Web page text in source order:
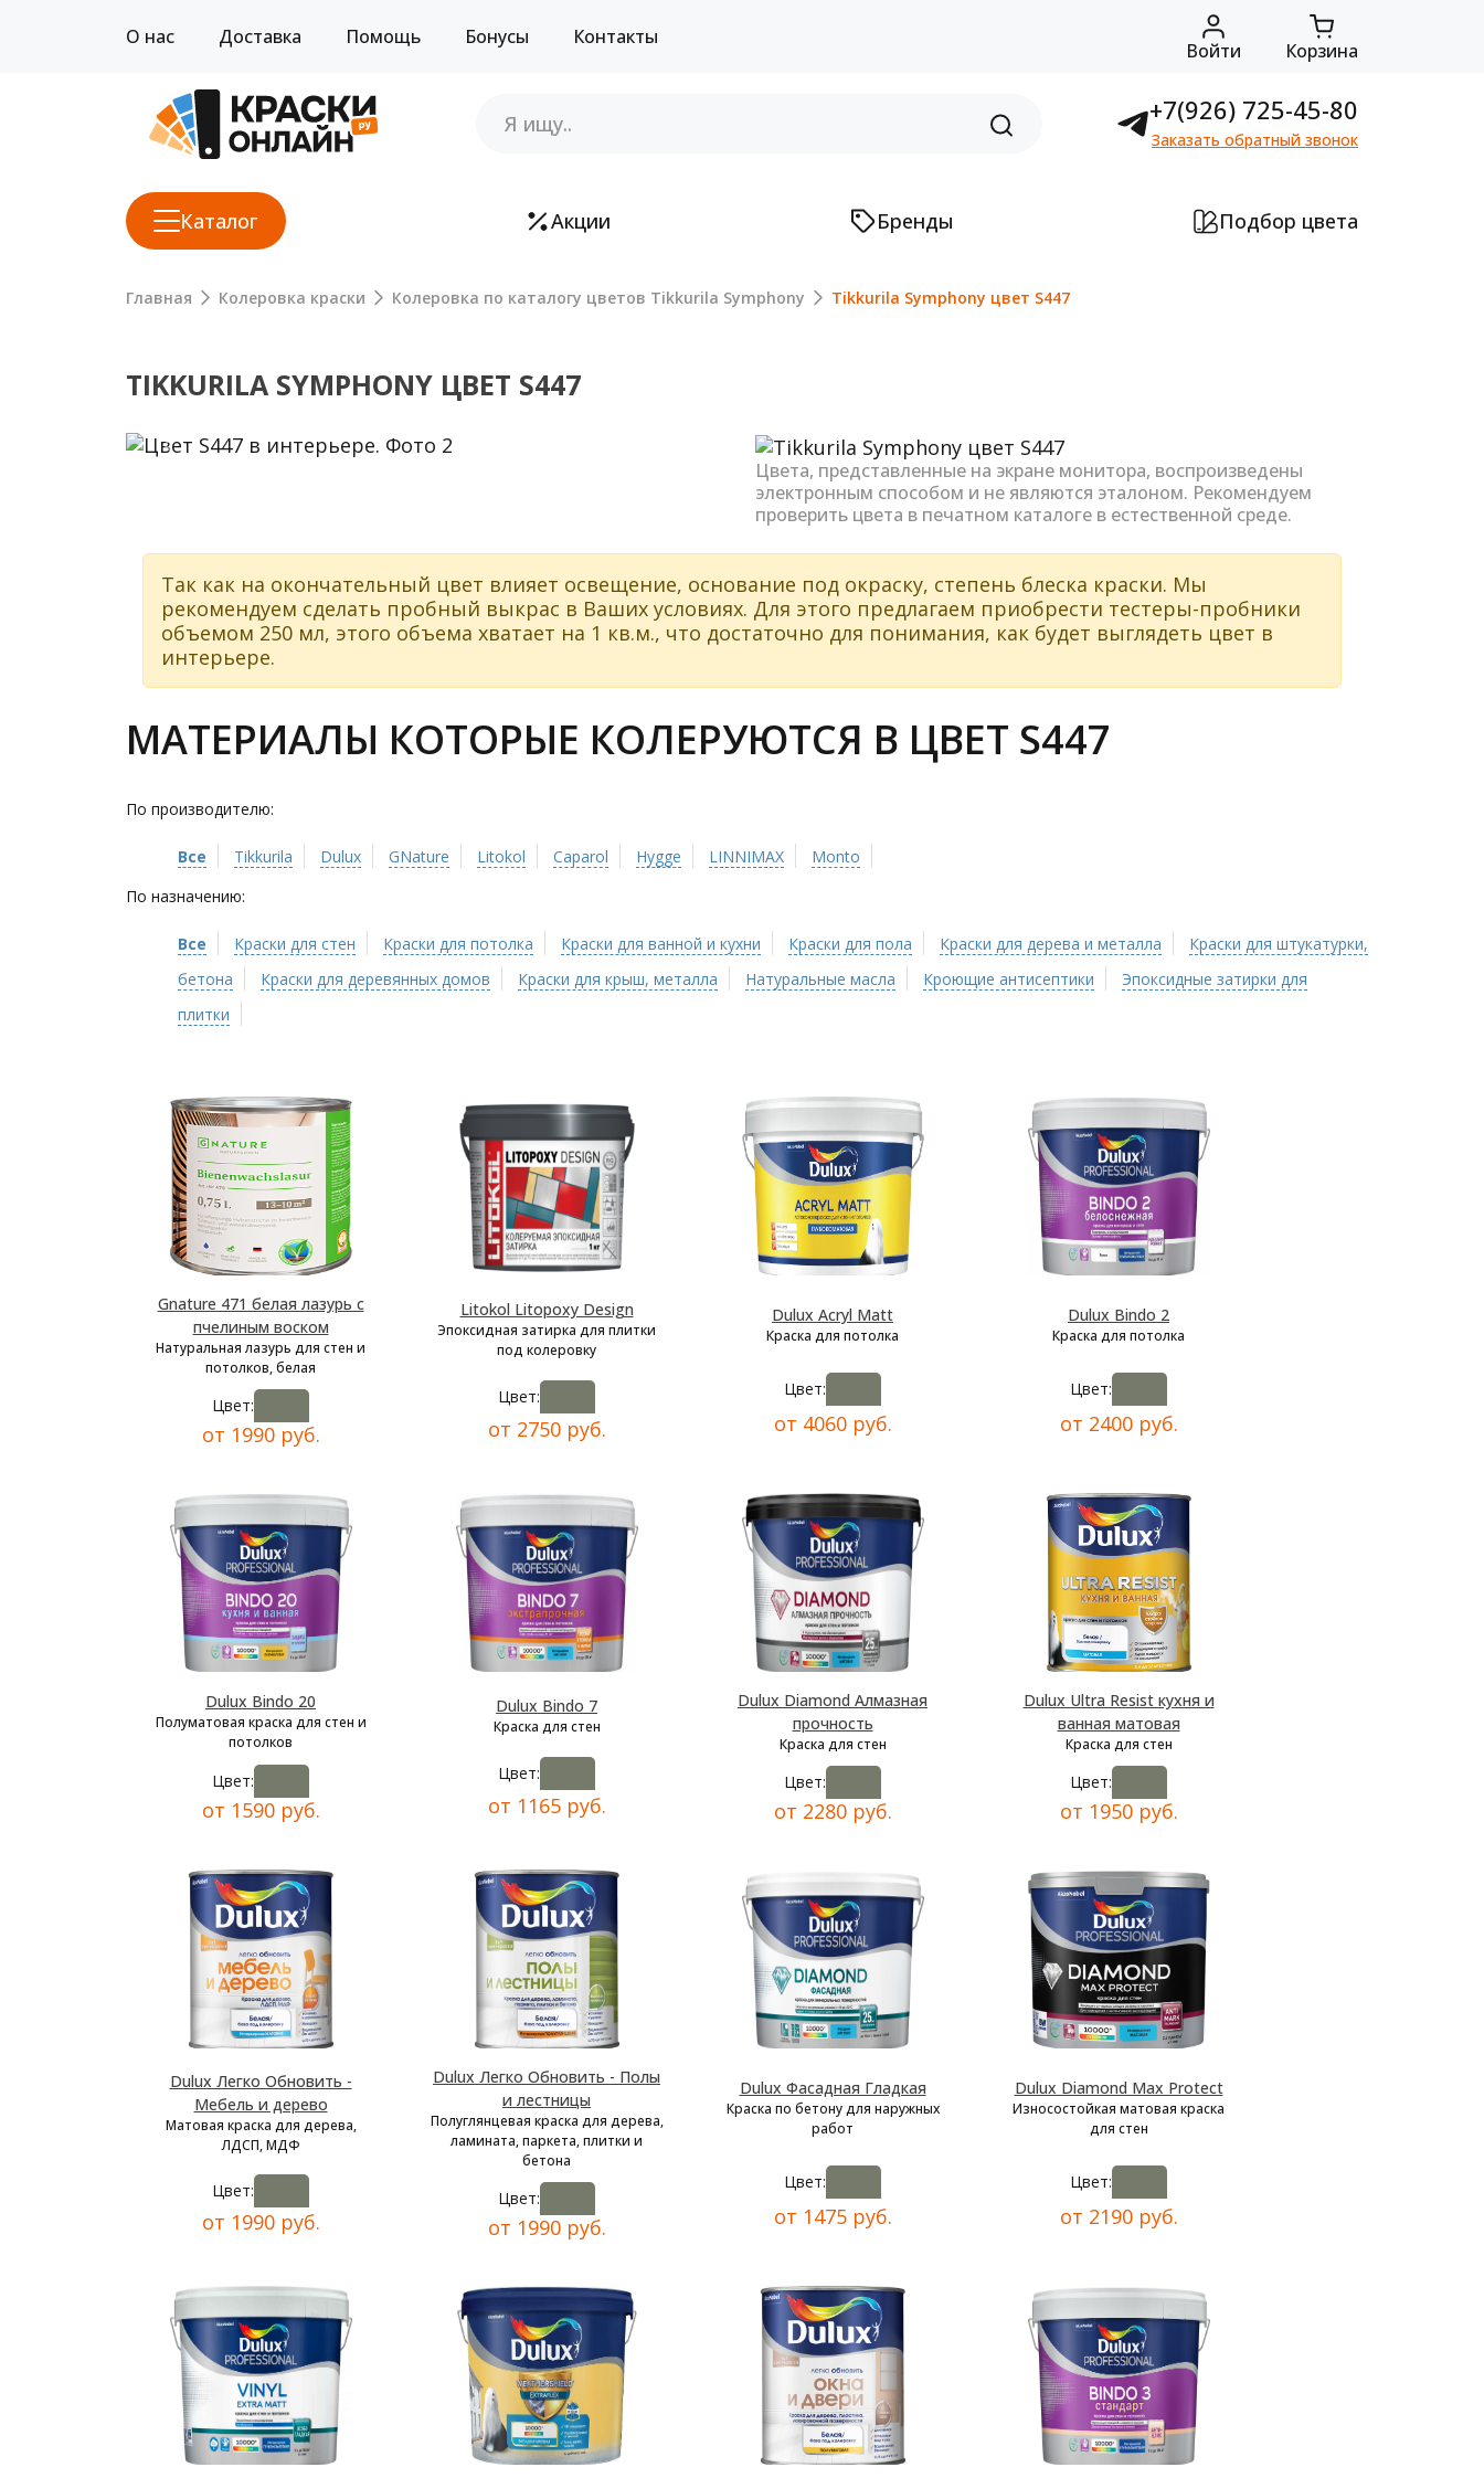
О нас Доставка Помощь Бонусы Контакты
Войти Корзина
+7(926) 725-45-80
Заказать обратный звонок
Каталог Акции Бренды Подбор цвета
Главная Колеровка краски Колеровка по каталогу цветов Tikkurila Symphony Tikkurila Symphony цвет S447
TIKKURILA SYMPHONY ЦВЕТ S447
Previous
Цвета, представленные на экране монитора, воспроизведены
электронным способом и не являются эталоном. Рекомендуем
проверить цвета в печатном каталоге в естественной среде.
Так как на окончательный цвет влияет освещение, основание под окраску, степень блеска краски. Мы
рекомендуем сделать пробный выкрас в Ваших условиях. Для этого предлагаем приобрести тестеры-пробники
объемом 250 мл, этого объема хватает на 1 кв.м., что достаточно для понимания, как будет выглядеть цвет в
интерьере.
МАТЕРИАЛЫ КОТОРЫЕ КОЛЕРУЮТСЯ В ЦВЕТ S447
По производителю:
Все Tikkurila Dulux GNature Litokol Caparol Hygge LINNIMAX
Monto
По назначению:
Все Краски для стен Краски для потолка Краски для ванной и кухни Краски для пола Краски для дерева и металла
Краски для штукатурки,
бетона
Краски для деревянных домов Краски для крыш, металла Натуральные масла Кроющие антисептики
Эпоксидные затирки для
плитки
Gnature 471 белая лазурь с
пчелиным воском
Натуральная лазурь для стен и
потолков, белая
Цвет:
от 1990 руб.
Litokol Litopoxy Design
Эпоксидная затирка для плитки
под колеровку
Цвет:
от 2750 руб.
Dulux Acryl Matt
Краска для потолка
Цвет:
от 4060 руб.
Dulux Bindo 2
Краска для потолка
Цвет:
от 2400 руб.
Dulux Bindo 20
Полуматовая краска для стен и
потолков
Цвет:
от 1590 руб.
Dulux Bindo 7
Краска для стен
Цвет:
от 1165 руб.
Dulux Diamond Алмазная
прочность
Краска для стен
Цвет:
от 2280 руб.
Dulux Ultra Resist кухня и
ванная матовая
Краска для стен
Цвет:
от 1950 руб.
Dulux Легко Обновить -
Мебель и дерево
Матовая краска для дерева,
ЛДСП, МДФ
Цвет:
от 1990 руб.
Dulux Легко Обновить - Полы
и лестницы
Полуглянцевая краска для дерева,
ламината, паркета, плитки и
бетона
Цвет:
от 1990 руб.
Dulux Фасадная Гладкая
Краска по бетону для наружных
работ
Цвет:
от 1475 руб.
Dulux Diamond Max Protect
Износостойкая матовая краска
для стен
Цвет:
от 2190 руб.